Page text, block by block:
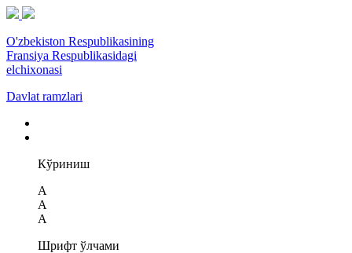
O'zbekiston Respublikasining
Fransiya Respublikasidagi
elchixonasi
Davlat ramzlari
Кўриниш
A
A
A
Шрифт ўлчами